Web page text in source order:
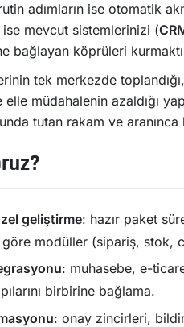
adımların ise otomatik
ise mevcut sistemlerinizi (
bağlayan köprüleri
tek merkezde
müdahalenin azaldığı
tutan rakam ve aranınca
geliştirme: hazır paket
göre modüller (sipariş, stok,
: muhasebe, e-
birbirine bağlama.
: onay zincirleri,